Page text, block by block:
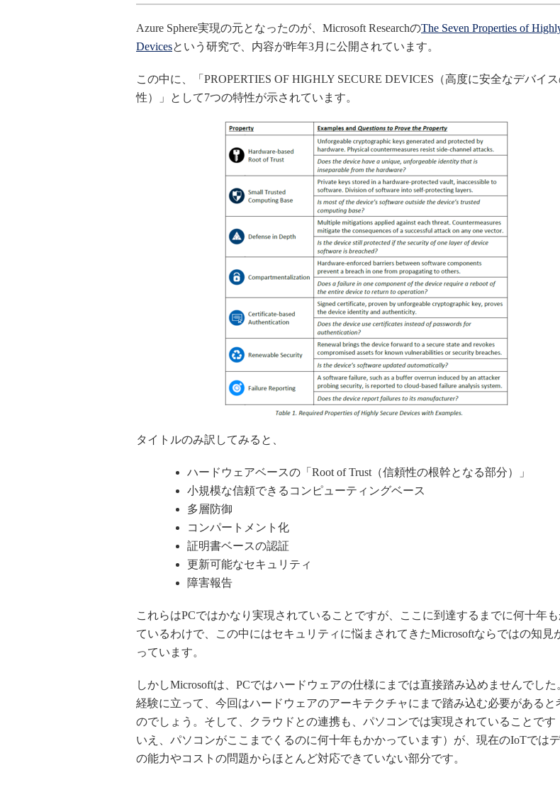
Azure Sphere実現の元となったのが、Microsoft ResearchのThe Seven Properties of
Devicesという研究で、内容が昨年3月に公開されています。
この中に、「PROPERTIES OF HIGHLY SECURE DEVICES（高度に安全なデバイ
性）」として7つの特性が示されています。
タイトルのみ訳してみると、
ハードウェアベースの「Root of Trust（信頼性の根幹となる部分）」
小規模な信頼できるコンピューティングベース
多層防御
コンパートメント化
証明書ベースの認証
更新可能なセキュリティ
障害報告
これらはPCではかなり実現されていることですが、ここに到達するまでに何十年
ているわけで、この中にはセキュリティに悩まされてきたMicrosoftならではの知見
っています。
しかしMicrosoftは、PCではハードウェアの仕様にまでは直接踏み込めませんでした
経験に立って、今回はハードウェアのアーキテクチャにまで踏み込む必要があると
のでしょう。そして、クラウドとの連携も、パソコンでは実現されていることです
いえ、パソコンがここまでくるのに何十年もかかっています）が、現在のIoTでは
の能力やコストの問題からほとんど対応できていない部分です。